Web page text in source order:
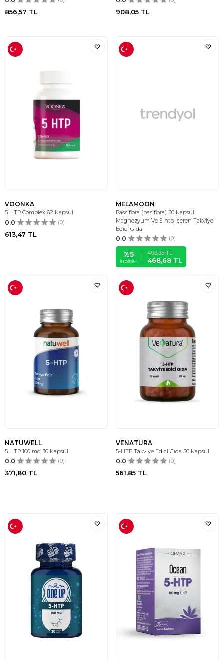
856,57 TL 908,05 TL
VOONKA
5 HTP Complex 62 Kapsül
0.0 (0)
613,47 TL
MELAMOON
Passiflora (pasiflora) 30 Kapsül
Magnezyum Ve 5-htp İçeren Takviye
Edici Gıda
0.0 (0)
%5
İNDIRIM
493,35TL
468,68 TL
NATUWELL
5 HTP 100 mg 30 Kapsül
0.0 (0)
371,80 TL
VENATURA
5-HTP Takviye Edici Gıda 30 Kapsül
0.0 (0)
561,85 TL